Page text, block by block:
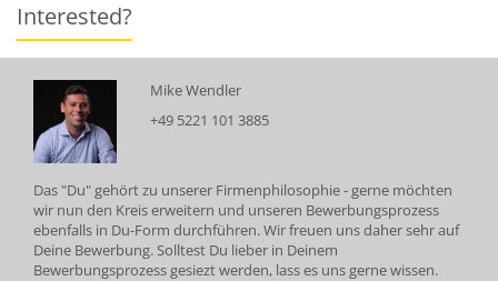
Interested?
Mike Wendler
+49 5221 101 3885
Das "Du" gehört zu unserer Firmenphilosophie - gerne möchten
wir nun den Kreis erweitern und unseren Bewerbungsprozess
ebenfalls in Du-Form durchführen. Wir freuen uns daher sehr auf
Deine Bewerbung. Solltest Du lieber in Deinem
Bewerbungsprozess gesiezt werden, lass es uns gerne wissen.